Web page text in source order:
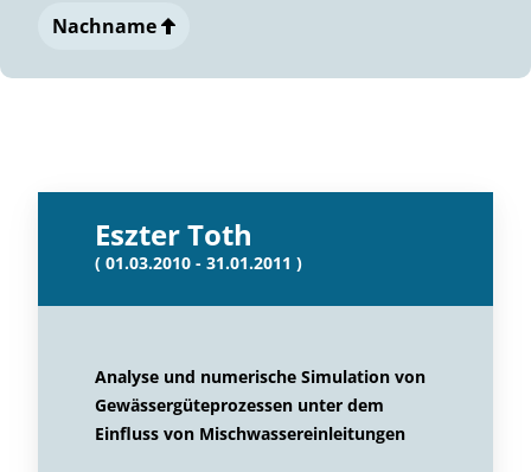
Nachname
Eszter Toth
( 01.03.2010 - 31.01.2011 )
Analyse und numerische Simulation von
Gewässergüteprozessen unter dem
Einfluss von Mischwassereinleitungen